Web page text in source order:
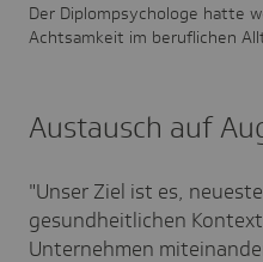
Der Diplompsychologe hatte
Achtsamkeit im beruflichen
Austausch auf
"Unser Ziel ist es,
gesundheitlichen
Unternehmen